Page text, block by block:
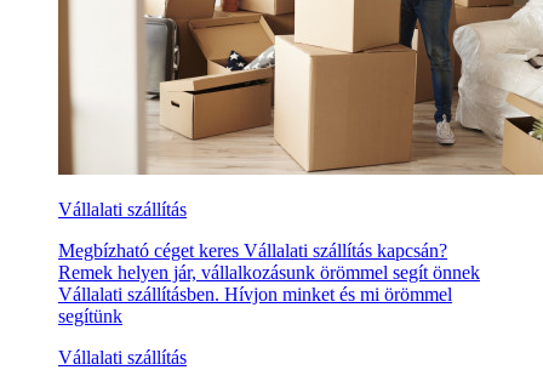
Vállalati szállítás
Megbízható céget keres Vállalati szállítás kapcsán?
Remek helyen jár, vállalkozásunk örömmel segít önnek
Vállalati szállításben. Hívjon minket és mi örömmel
segítünk
Vállalati szállítás